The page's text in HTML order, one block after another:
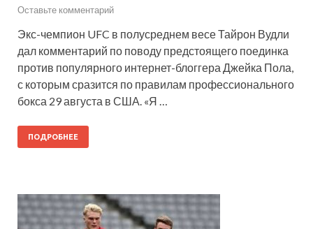
Оставьте комментарий
Экс-чемпион UFC в полусреднем весе Тайрон Вудли
дал комментарий по поводу предстоящего поединка
против популярного интернет-блоггера Джейка Пола,
с которым сразится по правилам профессионального
бокса 29 августа в США. «Я …
ПОДРОБНЕЕ